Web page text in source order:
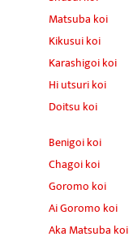
Matsuba koi
Kikusui koi
Karashigoi koi
Hi utsuri koi
Doitsu koi
Benigoi koi
Chagoi koi
Goromo koi
Ai Goromo koi
Aka Matsuba koi